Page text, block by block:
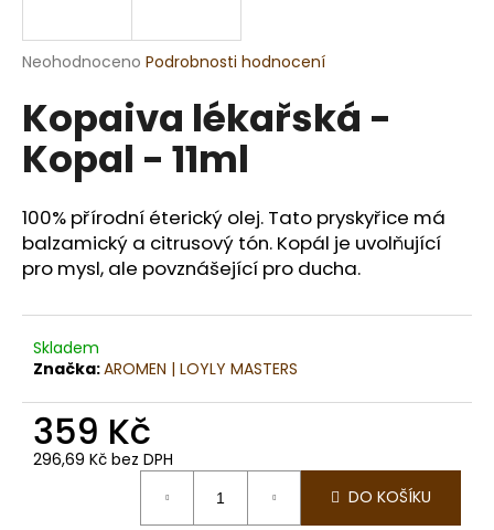
Průměrné
produktu
je
0,0
hvězdiček.
Neohodnoceno Podrobnosti hodnocení
Kopaiva lékařská -
Kopal - 11ml
100% přírodní éterický olej. Tato pryskyřice má
balzamický a citrusový tón. Kopál je uvolňující
pro mysl, ale povznášející pro ducha.
Skladem
Značka:AROMEN | LOYLY MASTERS
359 Kč
296,69 Kč bez DPH
DO KOŠÍKU
j
t
?
HLEDAT
D
o
p
o
u